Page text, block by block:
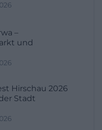
–
und
Hirschau 2026
Stadt